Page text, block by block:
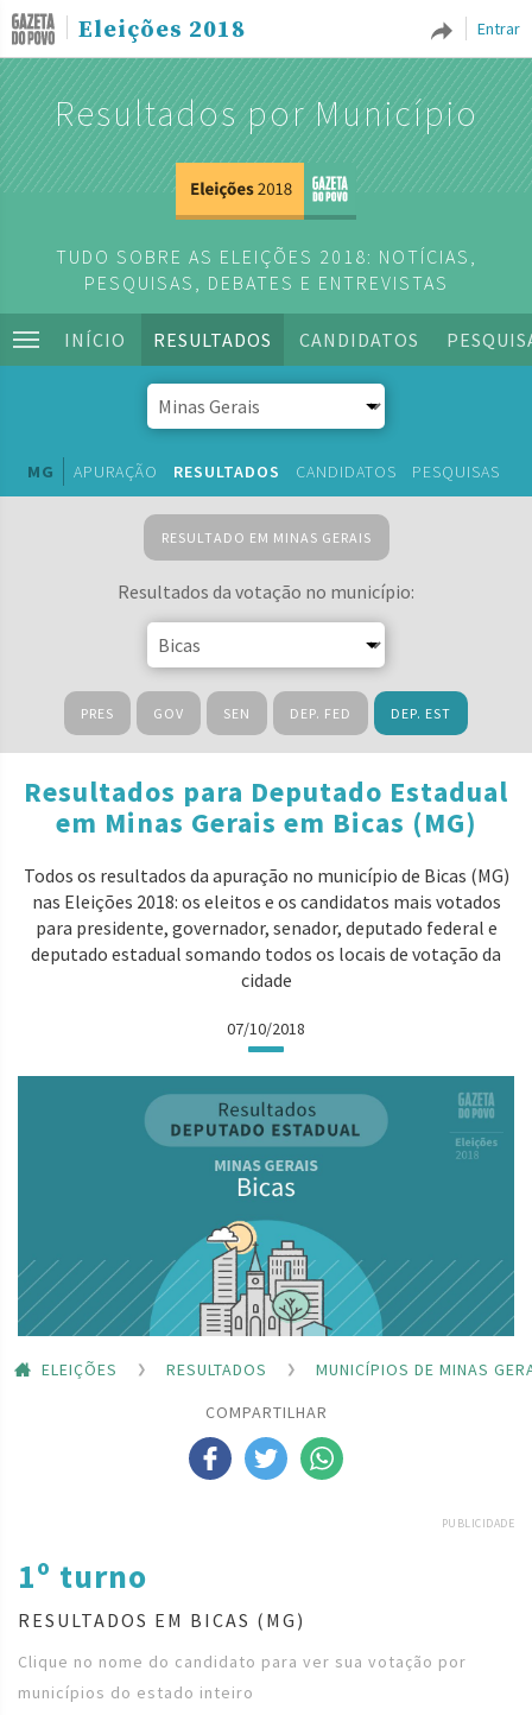
Entrar
Eleições 2018
Resultados por Município
TUDO SOBRE AS ELEIÇÕES 2018: NOTÍCIAS,
PESQUISAS, DEBATES E ENTREVISTAS
INÍCIO RESULTADOS CANDIDATOS
MG APURAÇÃO RESULTADOS CANDIDATOS PESQUISAS
RESULTADO EM MINAS GERAIS
Resultados da votação no município:
PRES GOV SEN DEP. FED DEP. EST
Resultados para Deputado Estadual
em Minas Gerais em Bicas (MG)
Todos os resultados da apuração no município de Bicas (MG)
nas Eleições 2018: os eleitos e os candidatos mais votados
para presidente, governador, senador, deputado federal e
deputado estadual somando todos os locais de votação da
cidade
07/10/2018
ELEIÇÕES RESULTADOS
MUNICÍPIOS DE MINAS
COMPARTILHAR
PUBLICIDADE
1º turno
RESULTADOS EM BICAS (MG)
Clique no nome do candidato para ver sua votação por
municípios do estado inteiro